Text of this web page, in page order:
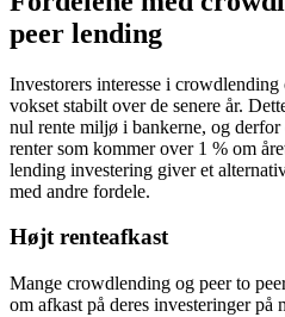
peer lending
Investorers interesse i
vokset stabilt over de senere år.
nul rente miljø i bankerne, og
renter som kommer over 1 % om
lending investering giver et
med andre fordele.
Højt renteafkast
Mange crowdlending og peer to
om afkast på deres investeringer på